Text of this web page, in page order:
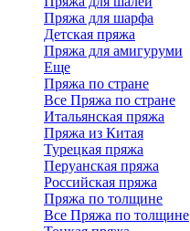
Пряжа для шарфа
Детская пряжа
Пряжа для амигуруми
Еще
Пряжа по стране
Все Пряжа по стране
Итальянская пряжа
Пряжа из Китая
Турецкая пряжа
Перуанская пряжа
Российская пряжа
Пряжа по толщине
Все Пряжа по толщине